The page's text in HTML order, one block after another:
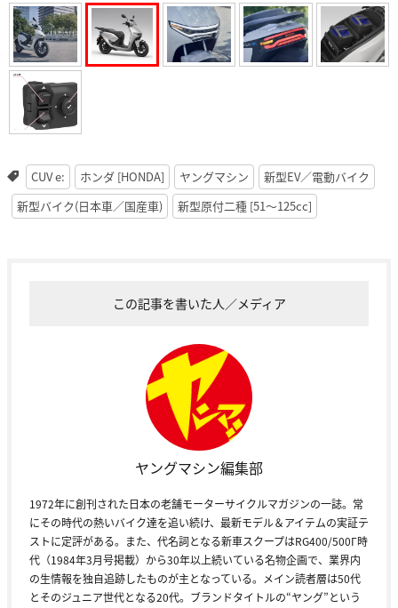
CUV e: ホンダ [HONDA] ヤングマシン
新型EV／電動バイク
新型バイク(日本車／国産車)
新型原付二種 [51〜125cc]
この記事を書いた人／メディア
ヤングマシン編集部
1972年に創刊された日本の老舗モーターサイクルマガジンの一誌。常
にその時代の熱いバイク達を追い続け、最新モデル＆アイテムの実証テ
ストに定評がある。また、代名詞となる新車スクープはRG400/500Γ時
代（1984年3月号掲載）から30年以上続いている名物企画で、業界内
の生情報を独自追跡したものが主となっている。メイン読者層は50代
とそのジュニア世代となる20代。ブランドタイトルの“ヤング”という